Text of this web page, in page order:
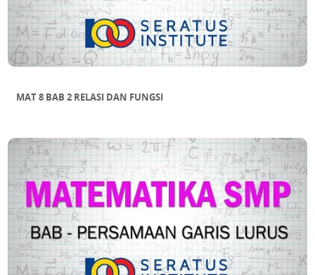
MAT 8 BAB 2 RELASI DAN FUNGSI